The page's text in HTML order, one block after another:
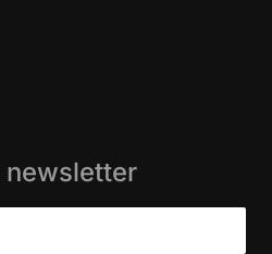
newsletter